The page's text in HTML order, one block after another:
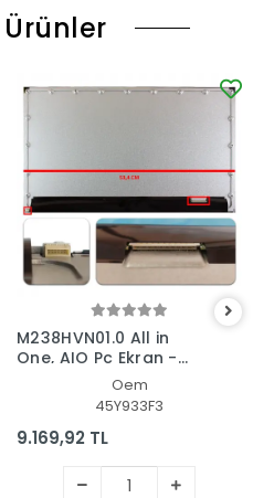
Ürünler
M238HVN01.0 All in
One, AIO Pc Ekran -
Oem
45Y933F3
9.169,92 TL